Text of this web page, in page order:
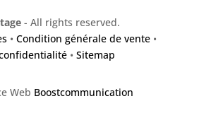
-​ All rights reserved.
• Condition générale de vente•
• Sitemap
Web Boostcommunication